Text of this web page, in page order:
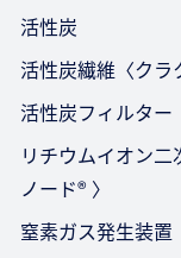
活性炭
活性炭繊維〈クラ
活性炭フィルター
リチウムイオン
ノード® 〉
窒素ガス発生装置